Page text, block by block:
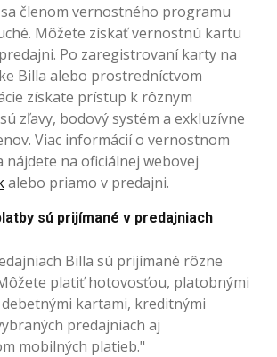
členom vernostného programu
Môžete získať vernostnú kartu
Po zaregistrovaní karty na
Billa alebo prostredníctvom
získate prístup k rôznym
zľavy, bodový systém a exkluzívne
Viac informácií o vernostnom
nájdete na oficiálnej webovej
alebo priamo v predajni.
sú prijímané v predajniach
Billa sú prijímané rôzne
platiť hotovosťou, platobnými
kartami, kreditnými
predajniach aj
mobilných platieb."